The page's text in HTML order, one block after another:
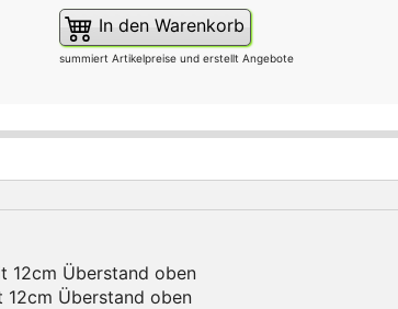
In den Warenkorb
summiert Artikelpreise und erstellt Angebote
12cm Überstand oben
12cm Überstand oben